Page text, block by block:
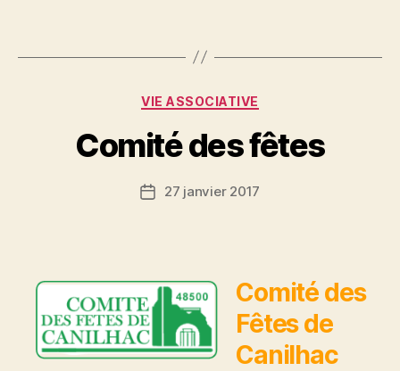
Catégories
VIE ASSOCIATIVE
Comité des fêtes
Date27 janvier 2017
Comité des
Fêtes de
Canilhac